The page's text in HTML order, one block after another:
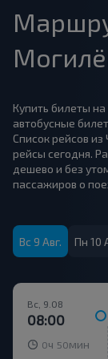
Купить билеты на
автобусные
Список рейсов
рейсы сегодня.
дешево и без
пассажиров о
Вс 9 Авг. Пн 10
Вс, 9.08
08:00
0ч 50 мин